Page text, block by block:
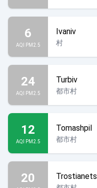
6
AQI PM2.5
Ivaniv
村
24
AQI PM2.5
Turbiv
都市村
12
AQI PM2.5
Tomashpil
都市村
20 Trostianets